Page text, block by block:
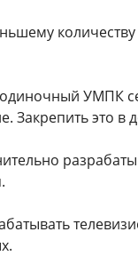
УМПК
Закрепить это в